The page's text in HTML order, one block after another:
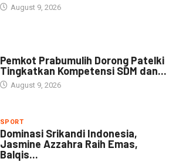
August 9, 2026
Pemkot Prabumulih Dorong Patelki
Tingkatkan Kompetensi SDM dan...
August 9, 2026
SPORT
Dominasi Srikandi Indonesia,
Jasmine Azzahra Raih Emas,
Balqis...